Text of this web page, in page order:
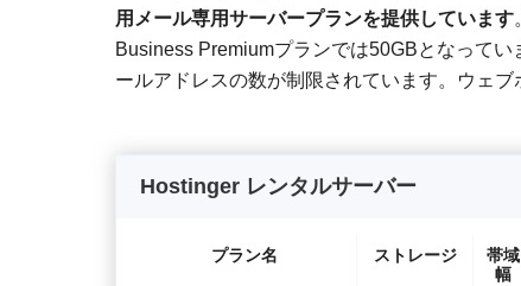
用メール専用サーバープランを提供しています
Business Premiumプランでは50GBとなって
ールアドレスの数が制限されています。ウェ
Hostinger レンタルサーバー
プラン名 ストレージ
帯域
幅